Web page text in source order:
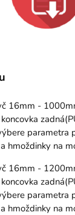
16mm -
parametra
hmoždinky na
16mm -
parametra
hmoždinky na